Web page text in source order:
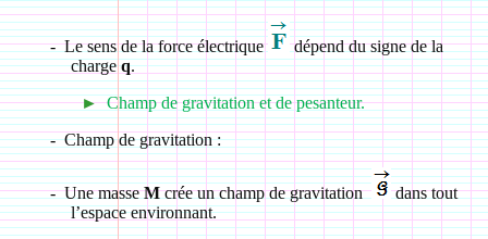
- Le sens de la force électrique
dépend du signe de la
chargeq.
► Champ de gravitation et de pesanteur.
- Champ de gravitation :
- Une masseMcrée un champ de gravitation
dans tout
l’espace environnant.